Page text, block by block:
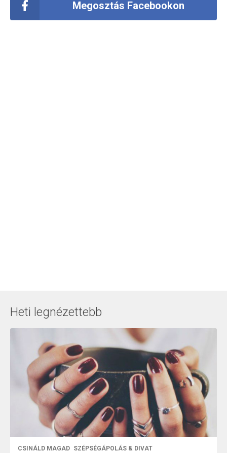
Megosztás Facebookon
Heti legnézettebb
CSINÁLD MAGAD SZÉPSÉGÁPOLÁS & DIVAT